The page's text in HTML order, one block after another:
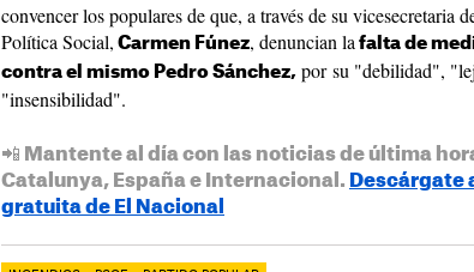
convencer los populares de que, a través de su vicesecretaria
Política Social, Carmen Fúnez, denuncian la falta de
contra el mismo Pedro Sánchez, por su "debilidad",
"insensibilidad".
📲 Mantente al día con las noticias de última
Catalunya, España e Internacional. Descárgate
gratuita de El Nacional